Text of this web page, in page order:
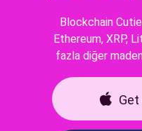
Blockchain
Ethereum, XRP,
fazla diğer